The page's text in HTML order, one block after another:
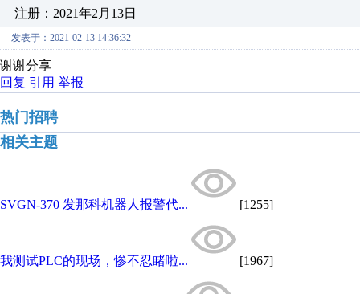
注册：2021年2月13日
发表于：2021-02-13 14:36:32
谢谢分享
回复 引用 举报
热门招聘
相关主题
SVGN-370 发那科机器人报警代... [1255]
我测试PLC的现场，惨不忍睹啦... [1967]